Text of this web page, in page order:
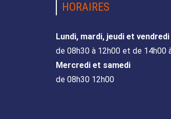
HORAIRES
Lundi, mardi, jeudi et vendredi
de 08h30 à 12h00 et de 14h00
Mercredi et samedi
de 08h30 12h00